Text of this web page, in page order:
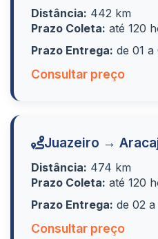
Distância: 442 km
Prazo Coleta: até 120
Prazo Entrega: de 01 a
Consultar preço
Juazeiro →
Distância: 474 km
Prazo Coleta: até 120
Prazo Entrega: de 02 a
Consultar preço